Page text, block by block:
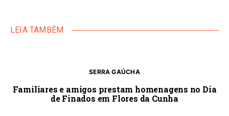
LEIA TAMBÉM
SERRA GAÚCHA
Familiares e amigos prestam homenagens no Dia
de Finados em Flores da Cunha